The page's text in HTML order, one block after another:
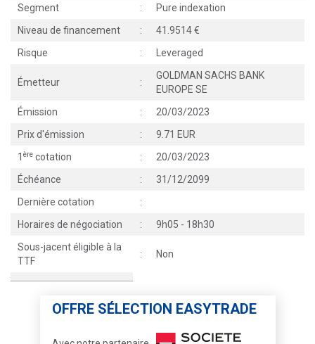
Segment
:
Pure indexation
Niveau de financement
:
41.9514
Risque
: Leveraged
Émetteur :
GOLDMAN SACHS BANK
EUROPE SE
Émission
:
20/03/2023
Prix d'émission
:
9.71 EUR
1 ère cotation :
20/03/2023
Échéance
:
31/12/2099
Dernière cotation
:
Horaires de négociation
:
9h05 - 18h30
Sous-jacent éligible à la
TTF
: Non
OFFRE SÉLECTION EASYTRADE